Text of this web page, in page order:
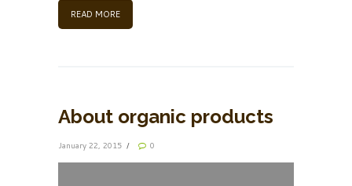
READ MORE
About organic products
January 22, 2015 0